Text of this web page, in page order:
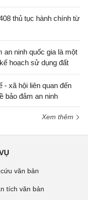
thủ tục hành chính từ
an ninh quốc gia là một
hoạch sử dụng đất
- xã hội liên quan đến
bảo đảm an ninh
Xem thêm
văn bản
tích văn bản